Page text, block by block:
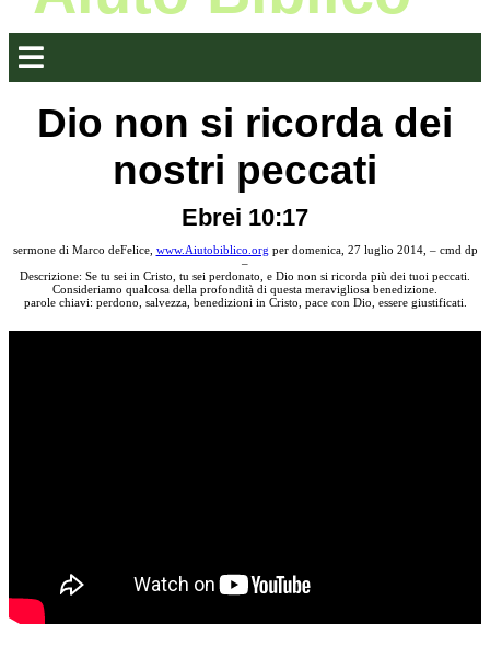
Dio non si ricorda dei
nostri peccati
Ebrei 10:17
sermone di Marco deFelice, www.Aiutobiblico.org per domenica, 27 luglio 2014, – cmd dp
–
Descrizione: Se tu sei in Cristo, tu sei perdonato, e Dio non si ricorda più dei tuoi peccati.
Consideriamo qualcosa della profondità di questa meravigliosa benedizione.
parole chiavi: perdono, salvezza, benedizioni in Cristo, pace con Dio, essere giustificati.